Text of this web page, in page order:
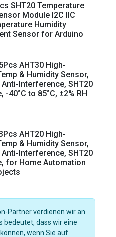
SHT20 Temperature
Module I2C IIC
Humidity
Sensor for Arduino
AHT30 High-
& Humidity Sensor,
Anti-Interference, SHT20
-40°C to 85°C, ±2% RH
AHT20 High-
& Humidity Sensor,
Anti-Interference, SHT20
for Home Automation
Partner verdienen wir an
bedeutet, dass wir eine
wenn Sie auf